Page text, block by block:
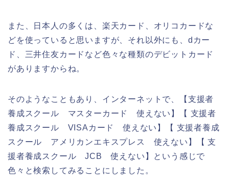
また、日本人の多くは、楽天カード、オリコカードな
どを使っていると思いますが、それ以外にも、dカー
ド、三井住友カードなど色々な種類のデビットカード
がありますからね。
そのようなこともあり、インターネットで、【支援者
養成スクール マスターカード 使えない】【 支援者
養成スクール VISAカード 使えない】【 支援者養成
スクール アメリカンエキスプレス 使えない】【 支
援者養成スクール JCB 使えない】という感じで
色々と検索してみることにしました。